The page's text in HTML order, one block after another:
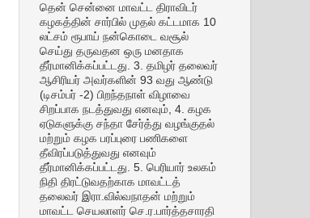
தென் சென்னை மாவட்ட திராவிடர்
கழகத்தின் சார்பில் முதல் கட்டமாக 10
லட்சம் ரூபாய் நன்கொடை வசூல்
செய்து தருவதன ஒரு மனதாக
தீர்மானிக்கப்பட்டது. 3. தமிழர் தலைவர்
ஆசிரியர் அவர்களின் 93 வது ஆண்டு
(டிசம்பர் -2) பிறந்தநாள் விழாவை
சிறப்பாக நடத்துவது எனவும், 4. கழக
ஏடுகளுக்கு சந்தா சேர்த்து வழங்குதல்
மற்றும் கழக பரப்புரை பணிகளை
தீவிரப்படுத்துவது எனவும்
தீர்மானிக்கப்பட்டது. 5. பெரியார் உலகம்
நிதி திரட்டுவதற்காக மாவட்டத்
தலைவர் இரா.வில்வநாதன் மற்றும்
மாவட்ட செயலாளர் செ.ர.பார்த்தசாரதி